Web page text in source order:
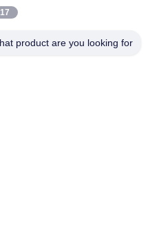
153-7406-6785
PM
product are you looking for?